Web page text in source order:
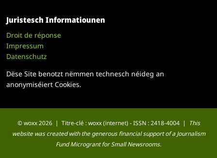
Juristesch Informatiounen
Droit de réponse
Impressum
Datenschutz
Dëse Site benotzt nëmmen technesch néideg an
anonymiséiert Cookies.
© woxx 2026 | Titre-clé : woxx (internet) - ISSN : 2418-4004 |
This
website was created with the generous financial support of a Journalism
Fund Microgrant for Small Newsrooms.